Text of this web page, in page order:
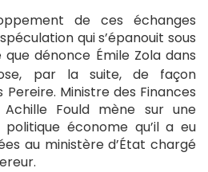
de ces échanges
qui s’épanouit sous
dénonce Émile Zola dans
par la suite, de façon
Ministre des Finances
Fould mène sur une
économe qu’il a eu
au ministère d’État chargé